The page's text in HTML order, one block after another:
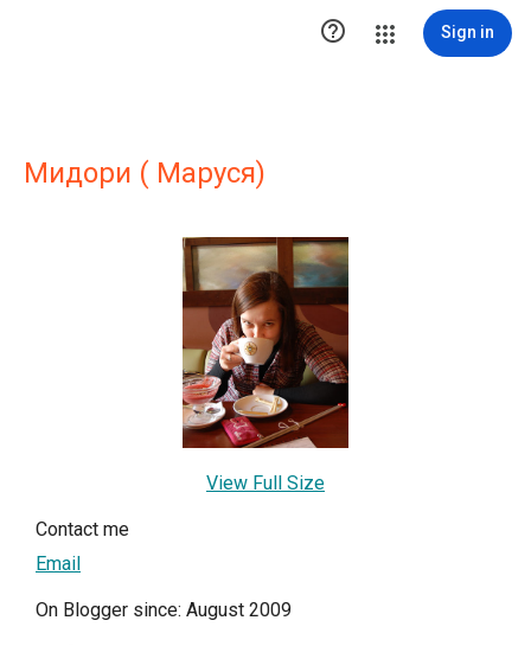
 Sign in
Мидори ( Маруся)
View Full Size
Contact me
Email
On Blogger since: August 2009